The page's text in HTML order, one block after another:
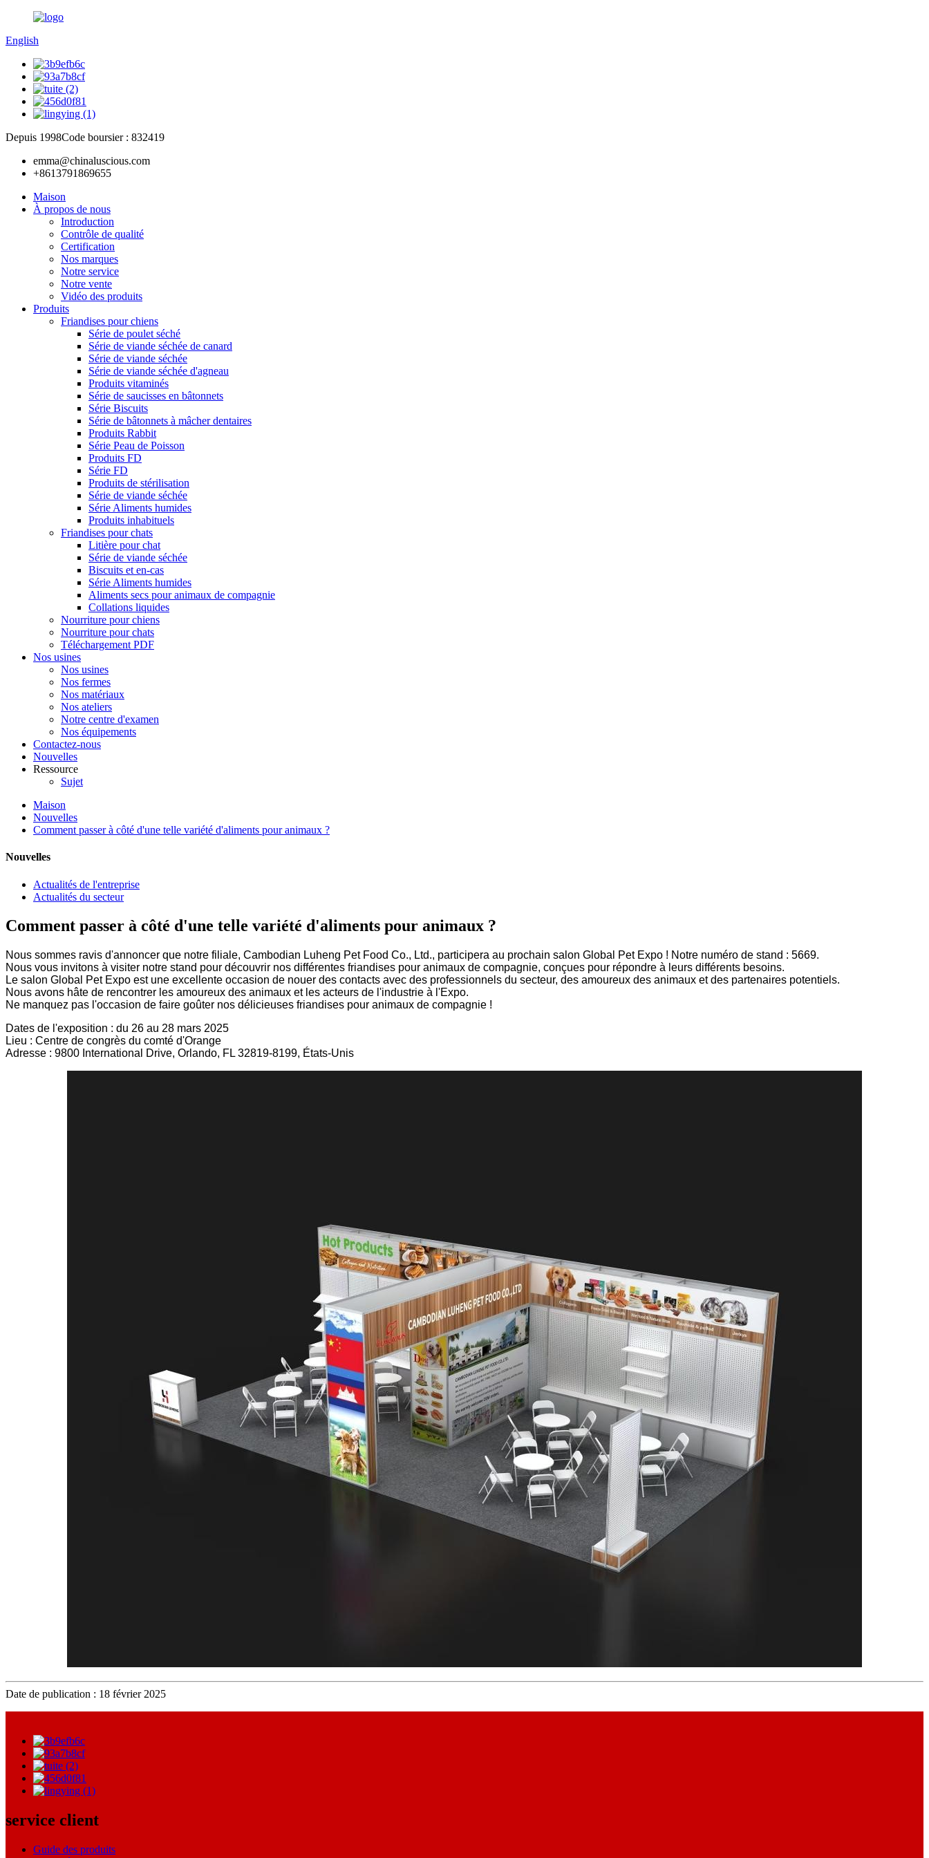
English
Depuis 1998Code boursier : 832419
emma@chinaluscious.com
+8613791869655
Maison
À propos de nous
Introduction
Contrôle de qualité
Certification
Nos marques
Notre service
Notre vente
Vidéo des produits
Produits
Friandises pour chiens
Série de poulet séché
Série de viande séchée de canard
Série de viande séchée
Série de viande séchée d'agneau
Produits vitaminés
Série de saucisses en bâtonnets
Série Biscuits
Série de bâtonnets à mâcher dentaires
Produits Rabbit
Série Peau de Poisson
Produits FD
Série FD
Produits de stérilisation
Série de viande séchée
Série Aliments humides
Produits inhabituels
Friandises pour chats
Litière pour chat
Série de viande séchée
Biscuits et en-cas
Série Aliments humides
Aliments secs pour animaux de compagnie
Collations liquides
Nourriture pour chiens
Nourriture pour chats
Téléchargement PDF
Nos usines
Nos usines
Nos fermes
Nos matériaux
Nos ateliers
Notre centre d'examen
Nos équipements
Contactez-nous
Nouvelles
Ressource
Sujet
Maison
Nouvelles
Comment passer à côté d'une telle variété d'aliments pour animaux ?
Nouvelles
Actualités de l'entreprise
Actualités du secteur
Comment passer à côté d'une telle variété d'aliments pour animaux ?
Nous sommes ravis d'annoncer que notre filiale, Cambodian Luheng Pet Food Co., Ltd., participera au prochain salon Global Pet Expo ! Notre numéro de stand : 5669.
Nous vous invitons à visiter notre stand pour découvrir nos différentes friandises pour animaux de compagnie, conçues pour répondre à leurs différents besoins.
Le salon Global Pet Expo est une excellente occasion de nouer des contacts avec des professionnels du secteur, des amoureux des animaux et des partenaires potentiels.
Nous avons hâte de rencontrer les amoureux des animaux et les acteurs de l'industrie à l'Expo.
Ne manquez pas l'occasion de faire goûter nos délicieuses friandises pour animaux de compagnie !
Dates de l'exposition : du 26 au 28 mars 2025
Lieu : Centre de congrès du comté d'Orange
Adresse : 9800 International Drive, Orlando, FL 32819-8199, États-Unis
Date de publication : 18 février 2025
service client
Guide des produits